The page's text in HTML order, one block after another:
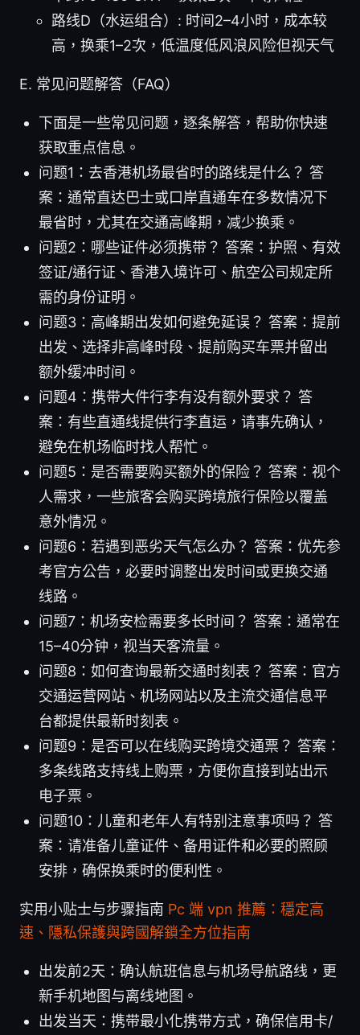
路线D（水运组合）: 时间2–4小时，成本较
高，换乘1–2次，低温度低风浪风险但视天气
E. 常见问题解答（FAQ）
下面是一些常见问题，逐条解答，帮助你快速
获取重点信息。
问题1：去香港机场最省时的路线是什么？ 答
案：通常直达巴士或口岸直通车在多数情况下
最省时，尤其在交通高峰期，减少换乘。
问题2：哪些证件必须携带？ 答案：护照、有效
签证/通行证、香港入境许可、航空公司规定所
需的身份证明。
问题3：高峰期出发如何避免延误？ 答案：提前
出发、选择非高峰时段、提前购买车票并留出
额外缓冲时间。
问题4：携带大件行李有没有额外要求？ 答
案：有些直通线提供行李直运，请事先确认，
避免在机场临时找人帮忙。
问题5：是否需要购买额外的保险？ 答案：视个
人需求，一些旅客会购买跨境旅行保险以覆盖
意外情况。
问题6：若遇到恶劣天气怎么办？ 答案：优先参
考官方公告，必要时调整出发时间或更换交通
线路。
问题7：机场安检需要多长时间？ 答案：通常在
15–40分钟，视当天客流量。
问题8：如何查询最新交通时刻表？ 答案：官方
交通运营网站、机场网站以及主流交通信息平
台都提供最新时刻表。
问题9：是否可以在线购买跨境交通票？ 答案：
多条线路支持线上购票，方便你直接到站出示
电子票。
问题10：儿童和老年人有特别注意事项吗？ 答
案：请准备儿童证件、备用证件和必要的照顾
安排，确保换乘时的便利性。
实用小贴士与步骤指南 Pc 端 vpn 推薦：穩定高
速、隱私保護與跨國解鎖全方位指南
出发前2天：确认航班信息与机场导航路线，更
新手机地图与离线地图。
出发当天：携带最小化携带方式，确保信用卡/